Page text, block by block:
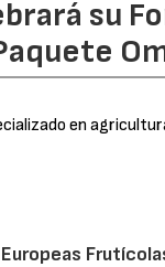
su
en
Europeas